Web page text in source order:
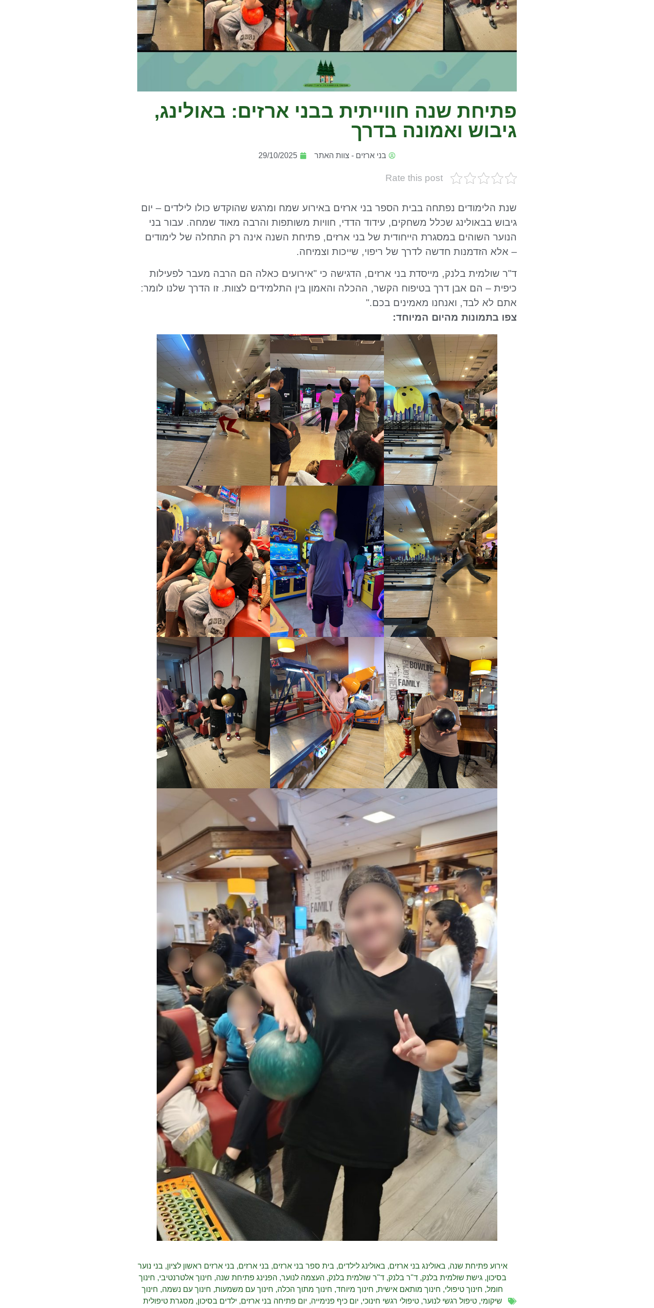
פתיחת שנה חווייתית בבני ארזים: באולינג,
גיבוש ואמונה בדרך
בני ארזים - צוות האתר 29/10/2025
Rate this post
שנת הלימודים נפתחה בבית הספר בני ארזים באירוע שמח ומרגש שהוקדש כולו לילדים – יום
גיבוש בבאולינג שכלל משחקים, עידוד הדדי, חוויות משותפות והרבה מאוד שמחה. עבור בני
הנוער השוהים במסגרת הייחודית של בני ארזים, פתיחת השנה אינה רק התחלה של לימודים
– אלא הזדמנות חדשה לדרך של ריפוי, שייכות וצמיחה.
ד"ר שולמית בלנק, מייסדת בני ארזים, הדגישה כי "אירועים כאלה הם הרבה מעבר לפעילות
כיפית – הם אבן דרך בטיפוח הקשר, ההכלה והאמון בין התלמידים לצוות. זו הדרך שלנו לומר:
אתם לא לבד, ואנחנו מאמינים בכם."
צפו בתמונות מהיום המיוחד:
אירוע פתיחת שנה, באולינג בני ארזים, באולינג לילדים, בית ספר בני ארזים, בני ארזים, בני ארזים ראשון לציון, בני נוער
בסיכון, גישת שולמית בלנק,ד"ר בלנק,ד"ר שולמית בלנק, העצמה לנוער, הפנינג פתיחת שנה, חינוך אלטרנטיבי, חינוך
חומל, חינוך טיפולי, חינוך מותאם אישית, חינוך מיוחד, חינוך מתוך הכלה, חינוך עם משמעות, חינוך עם נשמה, חינוך
שיקומי,טיפול רגשי לנוער,טיפולי רגשי חינוכי, יום כיף פנימייה, יום פתיחה בני ארזים, ילדים בסיכון, מסגרת טיפולית